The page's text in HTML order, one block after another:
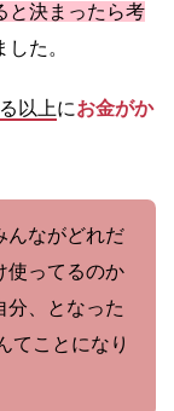
と決まったら考
た。
以上にお金がか
んながどれだ
使ってるのか
分、となった
てことになり